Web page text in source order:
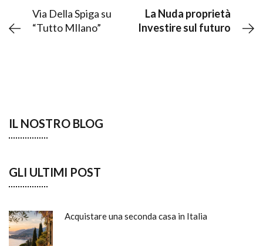
Via Della Spiga su
“Tutto MIlano”
La Nuda proprietà
Investire sul futuro
IL NOSTRO BLOG
GLI ULTIMI POST
Acquistare una seconda casa in Italia